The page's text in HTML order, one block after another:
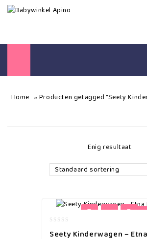
Home » Producten getagged “Seety
Enig resultaat
Standaard sortering
-
out
Seety Kinderwagen –